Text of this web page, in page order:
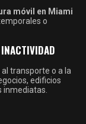
móvil en Miami
o
transporte o a la
edificios
inmediatas.